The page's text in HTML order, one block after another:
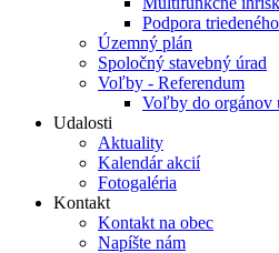
Podpora
Územný plán
Spoločný stavebný úrad
Voľby - Referendum
Voľby do orgánov
Udalosti
Aktuality
Kalendár akcií
Fotogaléria
Kontakt
Kontakt na obec
Napíšte nám